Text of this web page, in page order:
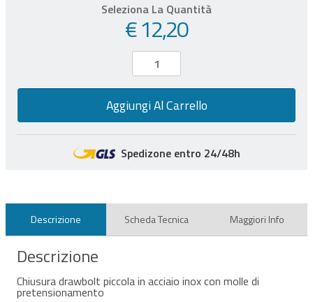
Seleziona La Quantità
€ 12,20
Aggiungi Al Carrello
Spedizone entro 24/48h
Descrizione Scheda Tecnica Maggiori Info
Descrizione
Chiusura drawbolt piccola in acciaio inox con molle di
pretensionamento